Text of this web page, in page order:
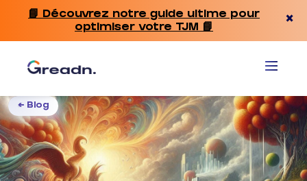
📘 Découvrez notre guide ultime pour
optimiser votre TJM 📘
×
← Blog